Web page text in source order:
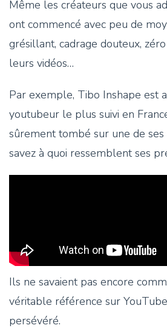
Même les créateurs que vous
ont commencé avec peu de
grésillant, cadrage douteux,
leurs vidéos…
Par exemple, Tibo Inshape est
youtubeur le plus suivi en
sûrement tombé sur une de ses
savez à quoi ressemblent ses
Ils ne savaient pas encore
véritable référence sur
persévéré.